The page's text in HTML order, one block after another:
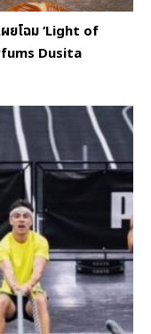
ผยโฉม ‘Light of
Dusita